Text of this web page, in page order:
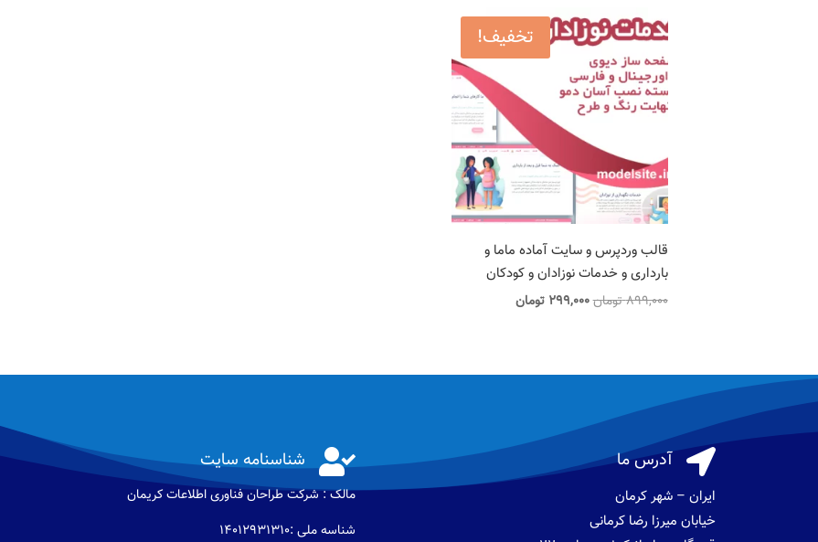
تخفیف!
قالب وردپرس و سایت آماده ماما و
بارداری و خدمات نوزادان و کودکان
899,000تومانقیمت
299,000 تومانقیمت
 شناسنامه سایت
مالک : شرکت طراحان فناوری اطلاعات كريمان
شناسه ملی :14012931310
 آدرس ما
ایران – شهر کرمان
خیابان میرزا رضا کرمانی